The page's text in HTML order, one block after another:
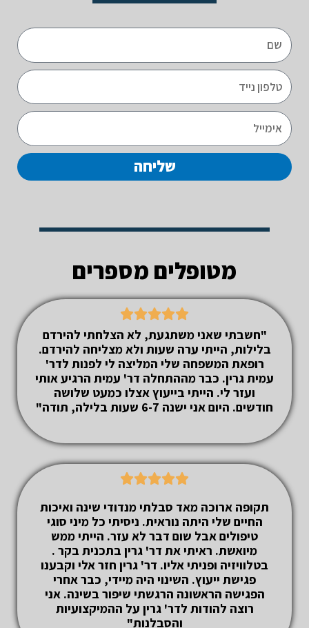
שליחה
מטופלים מספרים





"חשבתי שאני משתגעת, לא הצלחתי להירדם
בלילות, הייתי ערה שעות ולא מצליחה להירדם.
רופאת המשפחה שלי המליצה לי לפנות לדר'
עמית גרין. כבר מההתחלה דר' עמית הרגיע אותי
ועזר לי. הייתי בייעוץ אצלו כמעט שלושה
חודשים. היום אני ישנה 6-7 שעות בלילה, תודה"





תקופה ארוכה מאד סבלתי מנדודי שינה ואיכות
החיים שלי היתה נוראית. ניסיתי כל מיני סוגי
טיפולים אבל שום דבר לא עזר. הייתי ממש
מיואשת. ראיתי את דר' גרין בתכנית בקר .
בטלוויזיה ופניתי אליו. דר' גרין חזר אלי וקבענו
פגישת ייעוץ. השינוי היה מיידי, כבר אחרי
הפגישה הראשונה הרגשתי שיפור בשינה. אני
רוצה להודות לדר' גרין על ההמיקצועיות
והסבלנות"